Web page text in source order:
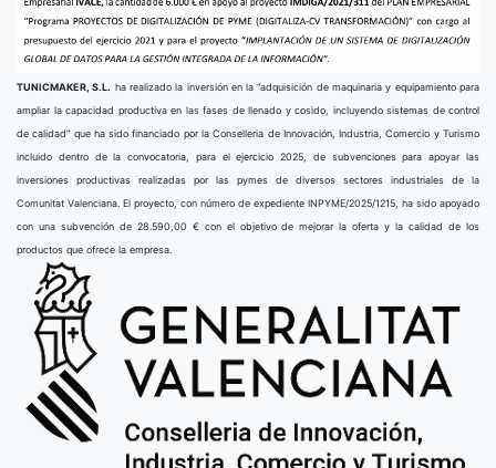
TUNICMAKER, S.L. ha realizado la inversión en la “adquisición de maquinaria y equipamiento para
ampliar la capacidad productiva en las fases de llenado y cosido, incluyendo sistemas de control
de calidad” que ha sido financiado por la Conselleria de Innovación, Industria, Comercio y Turismo
incluido dentro de la convocatoria, para el ejercicio 2025, de subvenciones para apoyar las
inversiones productivas realizadas por las pymes de diversos sectores industriales de la
Comunitat Valenciana. El proyecto, con número de expediente INPYME/2025/1215, ha sido apoyado
con una subvención de 28.590,00 € con el objetivo de mejorar la oferta y la calidad de los
productos que ofrece la empresa.